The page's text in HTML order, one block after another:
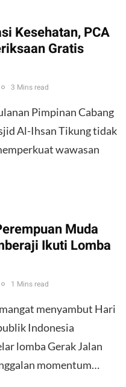
Kesehatan, PCA
Gratis
3 Mins read
Pimpinan Cabang
Al-Ihsan Tikung tidak
wawasan
Muda
Ikuti Lomba
1 Mins read
menyambut Hari
Indonesia
lomba Gerak Jalan
momentum…